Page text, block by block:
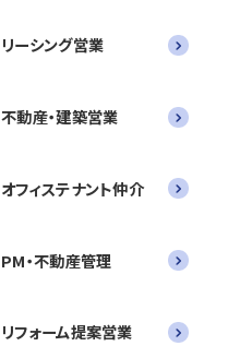
リーシング営業
不動産・建築営業
オフィステナント仲介
PM・不動産管理
リフォーム提案営業